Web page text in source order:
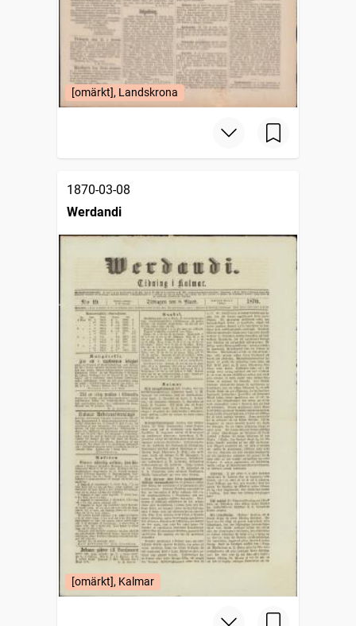
[omärkt], Landskrona
1870-03-08
Werdandi
[omärkt], Kalmar